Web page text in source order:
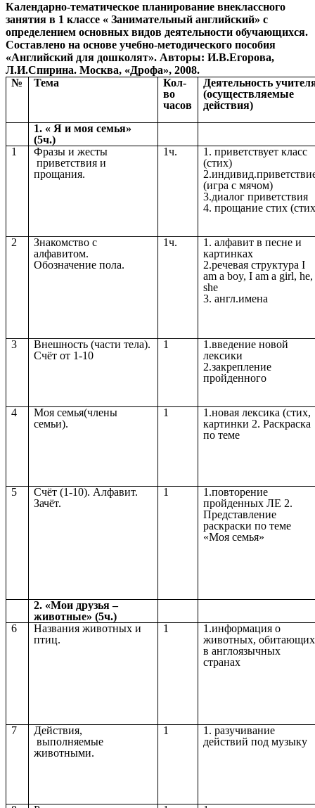
Календарно-тематическое планирование внеклассного
занятия в 1 классе « Занимательный английский» с
определением основных видов деятельности обучающихся.
Составлено на основе учебно-методического пособия
«Английский для дошколят». Авторы: И.В.Егорова,
Л.И.Спирина. Москва, «Дрофа», 2008.
№
Тема
Кол-
во
часов
Деятельность
(осуществляемые
действия)
1. « Я и моя семья»
(5ч.)
1
Фразы и жесты
приветствия и
прощания.
1ч.
1. приветствует класс
(стих)
(игра с мячом)
3.диалог приветствия
4. прощание стих
2
Знакомство с
алфавитом.
Обозначение пола.
1ч.
1. алфавит в песне и
картинках
2.речевая структура I
am a boy, I am a girl, he,
she
3. англ.имена
3
Внешность (части тела).
Счёт от 1-10
1
1.введение новой
лексики
2.закрепление
пройденного
4
Моя семья(члены
семьи).
1
1.новая лексика (стих,
картинки 2. Раскраска
по теме
5
Счёт (1-10). Алфавит.
Зачёт.
1
1.повторение
пройденных ЛЕ 2.
Представление
раскраски по теме
«Моя семья»
2. «Мои друзья –
животные» (5ч.)
6
Названия животных и
птиц.
1
1.информация о
животных, обитающих
в англоязычных
странах
7
Действия,
выполняемые
животными.
1
1. разучивание
действий под музыку